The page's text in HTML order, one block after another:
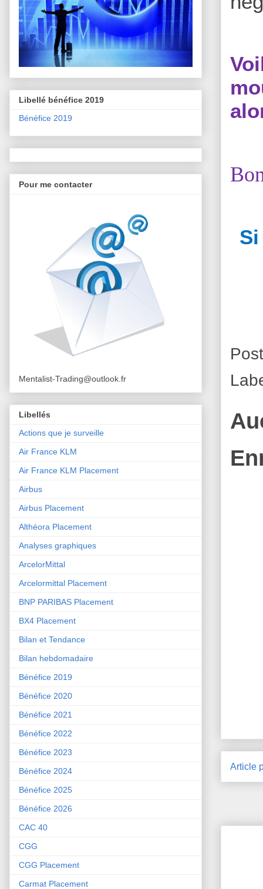
Article
Libellé bénéfice 2019
Bénéfice 2019
Pour me contacter
Mentalist-Trading@outlook.fr
Libellés
Actions que je surveille
Air France KLM
Air France KLM Placement
Airbus
Airbus Placement
Althéora Placement
Analyses graphiques
ArcelorMittal
Arcelormittal Placement
BNP PARIBAS Placement
BX4 Placement
Bilan et Tendance
Bilan hebdomadaire
Bénéfice 2019
Bénéfice 2020
Bénéfice 2021
Bénéfice 2022
Bénéfice 2023
Bénéfice 2024
Bénéfice 2025
Bénéfice 2026
CAC 40
CGG
CGG Placement
Carmat Placement